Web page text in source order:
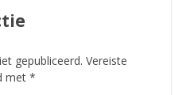
gepubliceerd. Vereiste
met *